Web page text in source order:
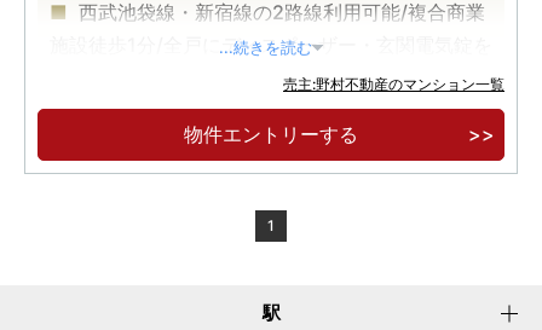
西武池袋線・新宿線の2路線利用可能/複合商業
施設徒歩1分/全戸にディスポーザー・玄関電気錠を
「所沢」駅徒歩10分に、全303邸の大規模マン
...続きを読む
売主:野村不動産のマンション一覧
物件エントリーする
1
駅